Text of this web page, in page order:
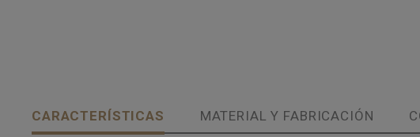
CARACTERÍSTICAS MATERIAL Y FABRICACIÓN